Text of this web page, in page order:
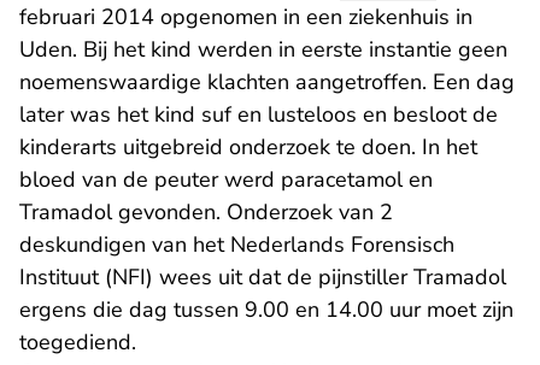
februari 2014 opgenomen in een ziekenhuis in
Uden. Bij het kind werden in eerste instantie geen
noemenswaardige klachten aangetroffen. Een dag
later was het kind suf en lusteloos en besloot de
kinderarts uitgebreid onderzoek te doen. In het
bloed van de peuter werd paracetamol en
Tramadol gevonden. Onderzoek van 2
deskundigen van het Nederlands Forensisch
Instituut (NFI) wees uit dat de pijnstiller Tramadol
ergens die dag tussen 9.00 en 14.00 uur moet zijn
toegediend.